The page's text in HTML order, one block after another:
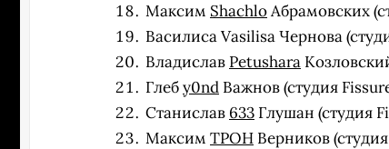
Максим ShachloАбрамовских
Василиса Vasilisa Чернова
Владислав Petushara
Глебy0nd Важнов (студия
Станислав 633 Глушан (студия
Максим TPOH Верников